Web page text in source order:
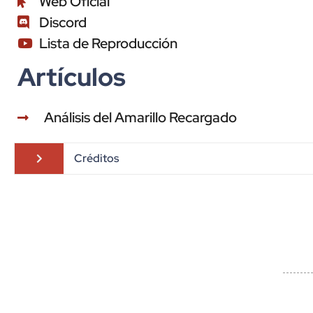
Discord
Lista de Reproducción
Artículos
Análisis del Amarillo Recargado
Créditos